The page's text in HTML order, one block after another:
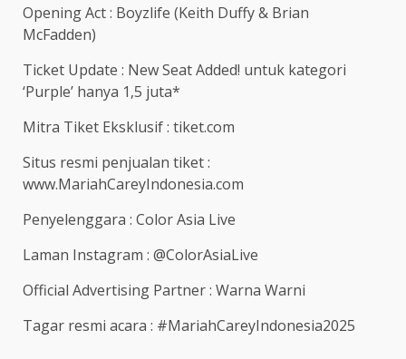
Opening Act : Boyzlife (Keith Duffy & Brian
McFadden)
Ticket Update : New Seat Added! untuk kategori
‘Purple’ hanya 1,5 juta*
Mitra Tiket Eksklusif : tiket.com
Situs resmi penjualan tiket :
www.MariahCareyIndonesia.com
Penyelenggara : Color Asia Live
Laman Instagram : @ColorAsiaLive
Official Advertising Partner : Warna Warni
Tagar resmi acara : #MariahCareyIndonesia2025